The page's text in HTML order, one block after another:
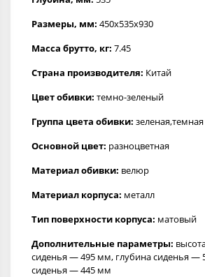
Размеры, мм: 450x535x930
Масса брутто, кг: 7.45
Страна производителя: Китай
Цвет обивки: темно-зеленый
Группа цвета обивки: зеленая,темная
Основной цвет: разноцветная
Материал обивки: велюр
Материал корпуса: металл
Тип поверхности корпуса: матовый
Дополнительные параметры:
сиденья — 495 мм, глубина сиденья
сиденья — 445 мм